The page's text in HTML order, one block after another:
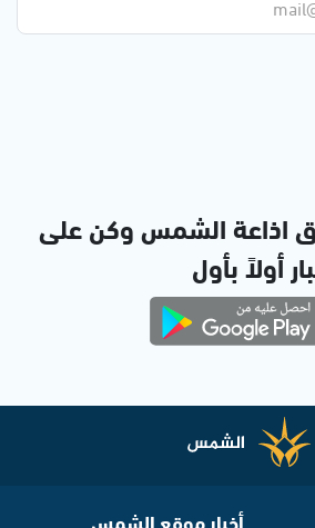
اذاعة الشمس وكن على
أولاً بأول